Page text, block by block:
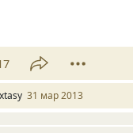
31 мар 2013